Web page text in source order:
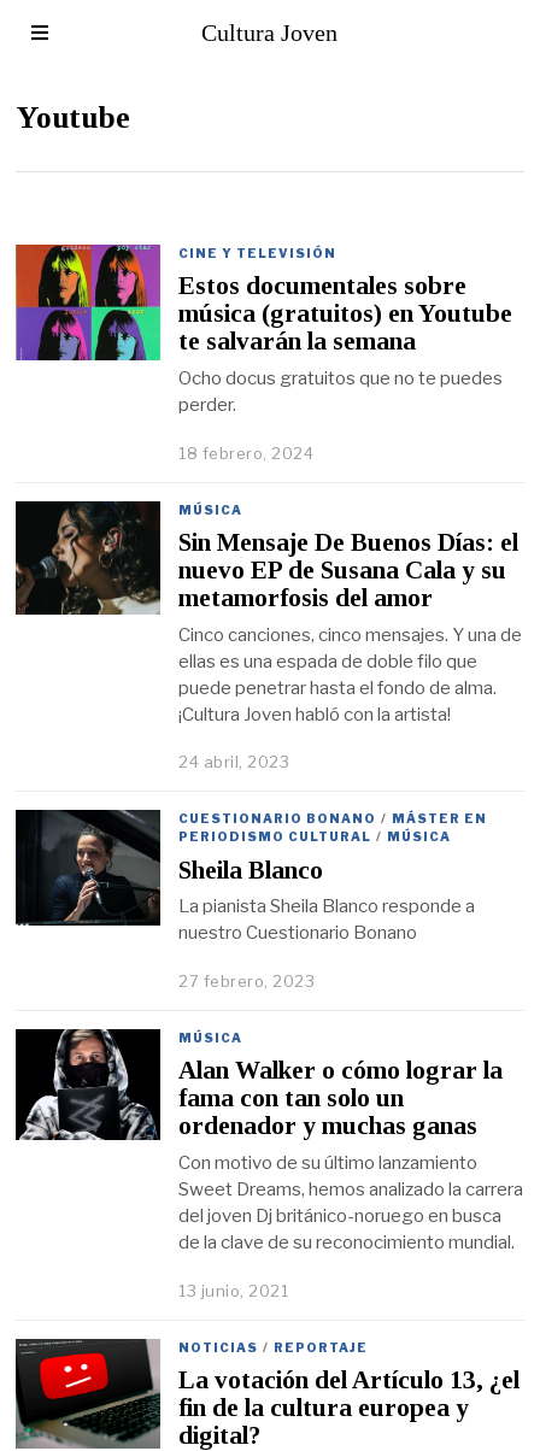
Cultura Joven
Youtube
CINE Y TELEVISIÓN
Estos documentales sobre
música (gratuitos) en Youtube
te salvarán la semana
Ocho docus gratuitos que no te puedes
perder.
18 febrero, 2024
MÚSICA
Sin Mensaje De Buenos Días: el
nuevo EP de Susana Cala y su
metamorfosis del amor
Cinco canciones, cinco mensajes. Y una de
ellas es una espada de doble filo que
puede penetrar hasta el fondo de alma.
¡Cultura Joven habló con la artista!
24 abril, 2023
CUESTIONARIO BONANO /
MÁSTER EN
PERIODISMO CULTURAL / MÚSICA
Sheila Blanco
La pianista Sheila Blanco responde a
nuestro Cuestionario Bonano
27 febrero, 2023
MÚSICA
Alan Walker o cómo lograr la
fama con tan solo un
ordenador y muchas ganas
Con motivo de su último lanzamiento
Sweet Dreams, hemos analizado la carrera
del joven Dj británico-noruego en busca
de la clave de su reconocimiento mundial.
13 junio, 2021
NOTICIAS / REPORTAJE
La votación del Artículo 13, ¿el
fin de la cultura europea y
digital?